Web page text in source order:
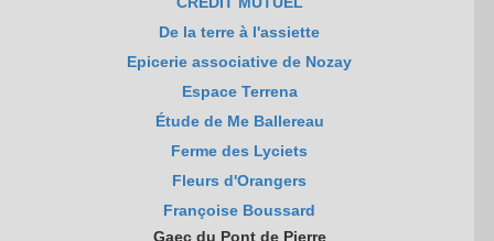
De la terre à l'assiette
Epicerie associative de Nozay
Espace Terrena
Étude de Me Ballereau
Ferme des Lyciets
Fleurs d'Orangers
Françoise Boussard
Gaec du Pont de Pierre